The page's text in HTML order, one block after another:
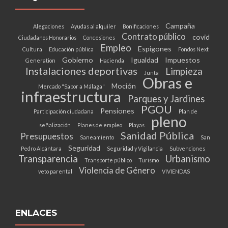
Alegaciones Ayudas al alquiler Bonificaciones Campaña
Ciudadanos Honorarios Concesiones Contrato público covid
Cultura Educación pública Empleo Espigones
Fondos Next
Generation
Gobierno Hacienda Igualdad Impuestos
Instalaciones deportivas Junta Limpieza
Mercado "Sabor a Málaga" Moción Obras e
infraestructura Parques y Jardines
Participación ciudadana Pensiones PGOU Plan de
señalización Planes de empleo Playas pleno
Presupuestos Saneamiento Sanidad Pública
San
Pedro Alcántara
Seguridad Seguridad y Vigilancia Subvenciones
Transparencia Transporte público Turismo Urbanismo
veto parental Violencia de Género VIVIENDAS
ENLACES